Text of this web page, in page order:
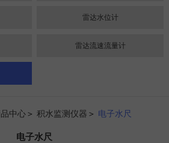
雷达水位计
雷达流速流量计
中心＞ 积水监测仪器 ＞ 电子水尺
电子水尺